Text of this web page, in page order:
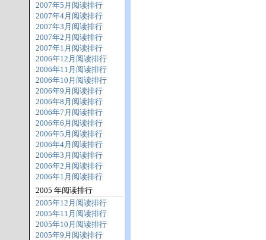
2007年5月阅读排行
2007年4月阅读排行
2007年3月阅读排行
2007年2月阅读排行
2007年1月阅读排行
2006年12月阅读排行
2006年11月阅读排行
2006年10月阅读排行
2006年9月阅读排行
2006年8月阅读排行
2006年7月阅读排行
2006年6月阅读排行
2006年5月阅读排行
2006年4月阅读排行
2006年3月阅读排行
2006年2月阅读排行
2006年1月阅读排行
2005 年阅读排行
2005年12月阅读排行
2005年11月阅读排行
2005年10月阅读排行
2005年9月阅读排行